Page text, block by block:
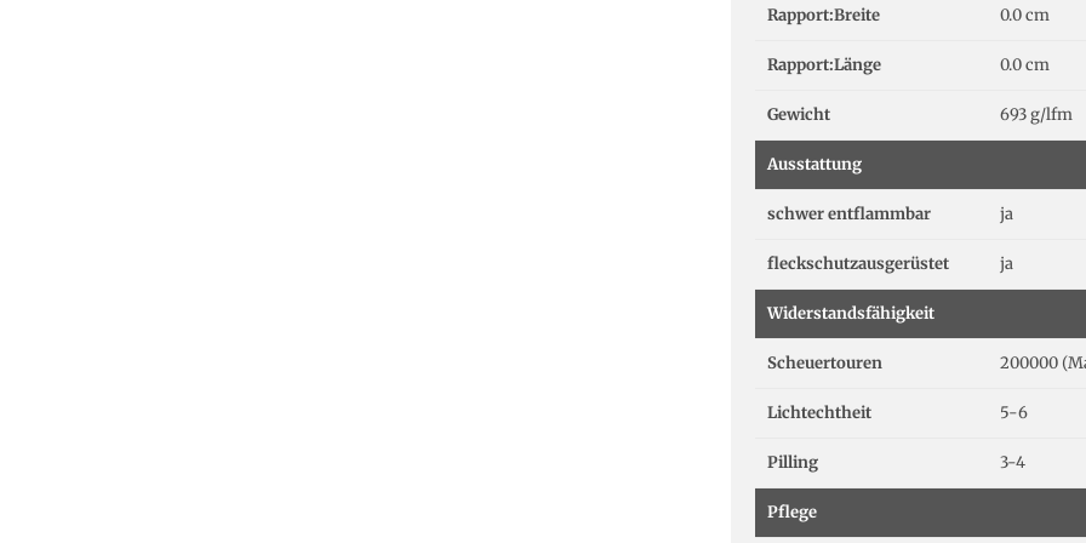
Rapport:Breite 0.0 cm
Rapport:Länge 0.0 cm
Gewicht 693 g/lfm
Ausstattung
schwer entflammbar ja
fleckschutzausgerüstet ja
Widerstandsfähigkeit
Scheuertouren 200000
Lichtechtheit 5-6
Pilling 3-4
Pflege